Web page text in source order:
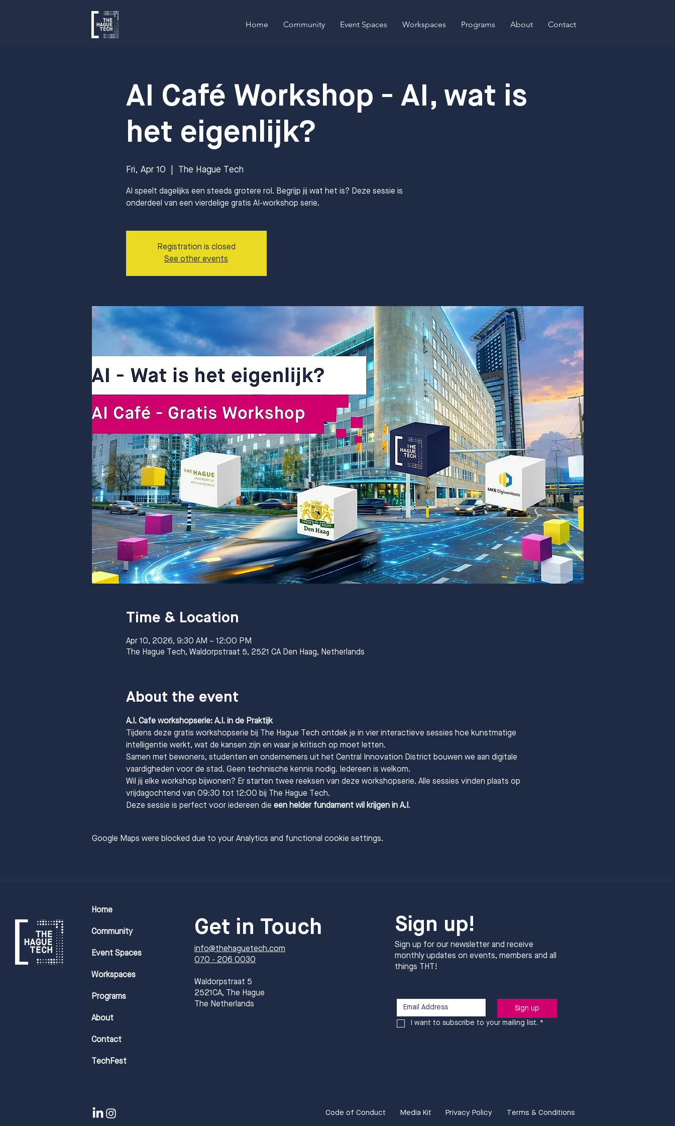
Home Community Event Spaces Workspaces Programs About Contact
AI Café Workshop - AI, wat is
het eigenlijk?
Fri, Apr 10 The Hague Tech
AI speelt dagelijks een steeds grotere rol. Begrijp jij wat het is? Deze sessie is
onderdeel van een vierdelige gratis AI-workshop serie.
Registration is closed
See other events
Time & Location
Apr 10, 2026, 9:30 AM – 12:00 PM
The Hague Tech, Waldorpstraat 5, 2521 CA Den Haag, Netherlands
About the event
A.I. Cafe workshopserie: A.I. in de Praktijk
Tijdens deze gratis workshopserie bij The Hague Tech ontdek je in vier interactieve sessies hoe kunstmatige
intelligentie werkt, wat de kansen zijn en waar je kritisch op moet letten.
Samen met bewoners, studenten en ondernemers uit het Central Innovation District bouwen we aan digitale
vaardigheden voor de stad. Geen technische kennis nodig. Iedereen is welkom.
Wil jij elke workshop bijwonen? Er starten twee reeksen van deze workshopserie. Alle sessies vinden plaats op
vrijdagochtend van 09:30 tot 12:00 bij The Hague Tech.
Deze sessie is perfect voor iedereen die een helder fundament wil krijgen in A.I .
Google Maps were blocked due to your Analytics and functional cookie settings.
Home
Community
Event Spaces
Workspaces
Programs
About
Contact
TechFest
Get in Touch
info@thehaguetech.com
070 - 206 0030
​Waldorpstraat 5
2521CA, The Hague
The Netherlands
Sign up!
Sign up for our newsletter and receive
monthly updates on events, members and all
things THT!
Sign up
I want to subscribe to your mailing list. *
Code of Conduct Media Kit Privacy Policy Terms & Conditions